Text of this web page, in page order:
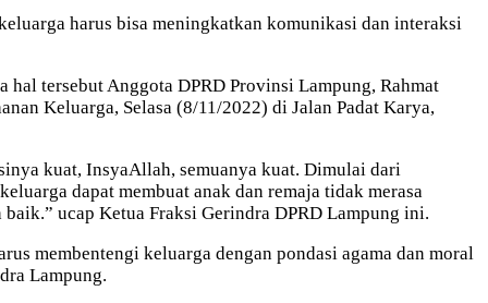
harus bisa meningkatkan komunikasi dan interaksi
hal tersebut Anggota DPRD Provinsi Lampung, Rahmat
Keluarga, Selasa (8/11/2022) di Jalan Padat Karya,
kuat, InsyaAllah, semuanya kuat. Dimulai dari
dapat membuat anak dan remaja tidak merasa
ucap Ketua Fraksi Gerindra DPRD Lampung ini.
membentengi keluarga dengan pondasi agama dan moral
Lampung.